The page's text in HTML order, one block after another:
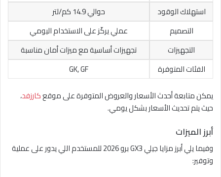
استهلاك الوقود
حوالي 14.9 كم/لتر
التصميم
عملي يركّز على الاستخدام اليومي
التجهيزات
تجهيزات أساسية مع ميزات أمان مناسبة
الفئات المتوفرة
GK, GF
يمكن متابعة أحدث الأسعار والعروض المتوفرة على موقعكارزفد،
حيث يتم تحديث الأسعار بشكل يومي.
أبرز الميزات
وفيما يلي أبرز مزايا جيلي GX3 برو 2026 للمستخدم اللي يدور على عملية
وتوفير: